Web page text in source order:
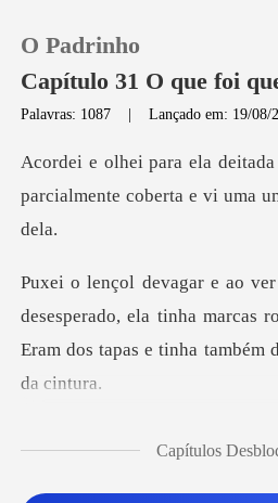
Histórico
Sair
O Padrinho
Capítulo 31 O que foi
Palavras: 1087 |Lançado em: 19/08/
parcialmente coberta
esperado, ela tinha marcas
Eram d
Capítulos